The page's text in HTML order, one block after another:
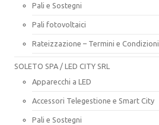
Pali e Sostegni
Pali fotovoltaici
Rateizzazione – Termini e Condizioni
SOLETO SPA / LED CITY SRL
Apparecchi a LED
Accessori Telegestione e Smart City
Pali e Sostegni